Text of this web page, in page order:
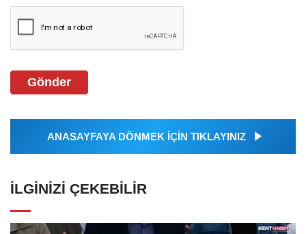
Gönder
ANASAYFAYA DÖNMEK İÇİN TIKLAYINIZ
İLGINIZI ÇEKEBILIR